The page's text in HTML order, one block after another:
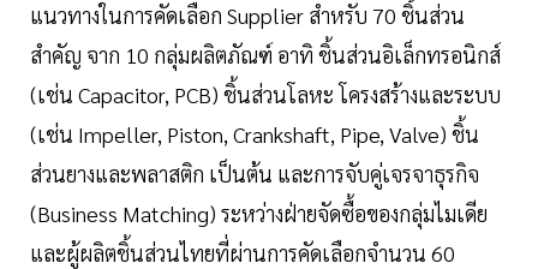
แนวทางในการคัดเลือก Supplier สำหรับ 70 ชิ้นส่วน
สำคัญ จาก 10 กลุ่มผลิตภัณฑ์ อาทิ ชิ้นส่วนอิเล็กทรอนิกส์
(เช่น Capacitor, PCB) ชิ้นส่วนโลหะ โครงสร้างและระบบ
(เช่น Impeller, Piston, Crankshaft, Pipe, Valve) ชิ้น
ส่วนยางและพลาสติก เป็นต้น และการจับคู่เจรจาธุรกิจ
(Business Matching) ระหว่างฝ่ายจัดซื้อของกลุ่มไมเดีย
และผู้ผลิตชิ้นส่วนไทยที่ผ่านการคัดเลือกจำนวน 60